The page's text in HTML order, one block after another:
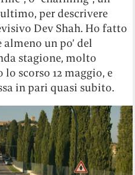
per descrivere
Dev Shah. Ho fatto
un po’ del
stagione, molto
scorso 12 maggio, e
in pari quasi subito.